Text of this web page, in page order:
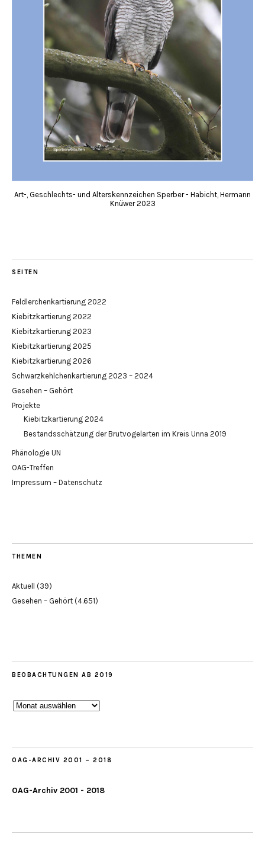
Art-, Geschlechts- und Alterskennzeichen Sperber - Habicht, Hermann
Knüwer 2023
SEITEN
Feldlerchenkartierung 2022
Kiebitzkartierung 2022
Kiebitzkartierung 2023
Kiebitzkartierung 2025
Kiebitzkartierung 2026
Schwarzkehlchenkartierung 2023 – 2024
Gesehen – Gehört
Projekte
Kiebitzkartierung 2024
Bestandsschätzung der Brutvogelarten im Kreis Unna 2019
Phänologie UN
OAG-Treffen
Impressum – Datenschutz
THEMEN
Aktuell (39)
Gesehen – Gehört (4.651)
BEOBACHTUNGEN AB 2019
Beobachtungen
OAG-ARCHIV 2001 – 2018
OAG-Archiv 2001 - 2018